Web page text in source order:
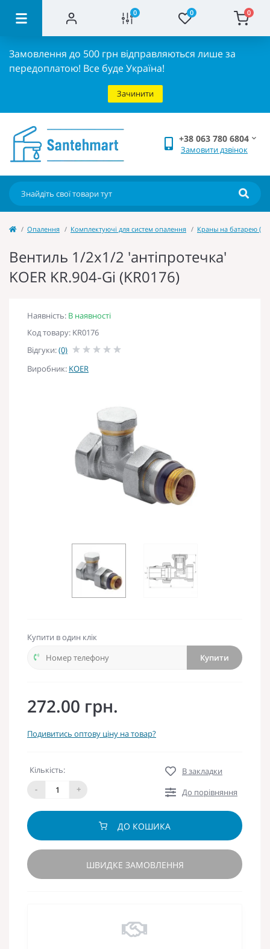
0 0 0
Замовлення до 500 грн відправляються лише за
передоплатою! Все буде Україна!
Зачинити
+38 063 780 6804
Замовити дзвінок
Опалення Комплектуючі для систем опалення Краны на батарею
Вентиль 1/2x1/2 'антіпротечка'
KOER KR.904-Gi (KR0176)
Наявність: В наявності
Код товару: KR0176
Відгуки:(0)
Виробник: KOER
Купити в один клік
Купити
272.00 грн.
Подивитись оптову ціну на товар?
Кількість:
-
+
В закладки
До порівняння
ДО КОШИКА
ШВИДКЕ ЗАМОВЛЕННЯ